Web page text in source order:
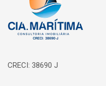
CRECI: 38690 J